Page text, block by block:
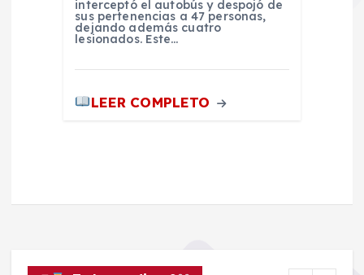
interceptó el autobús y despojó de
sus pertenencias a 47 personas,
dejando además cuatro
lesionados. Este…
LEER COMPLETO